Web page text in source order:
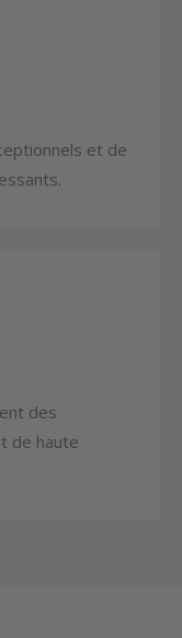
et de
des
de haute